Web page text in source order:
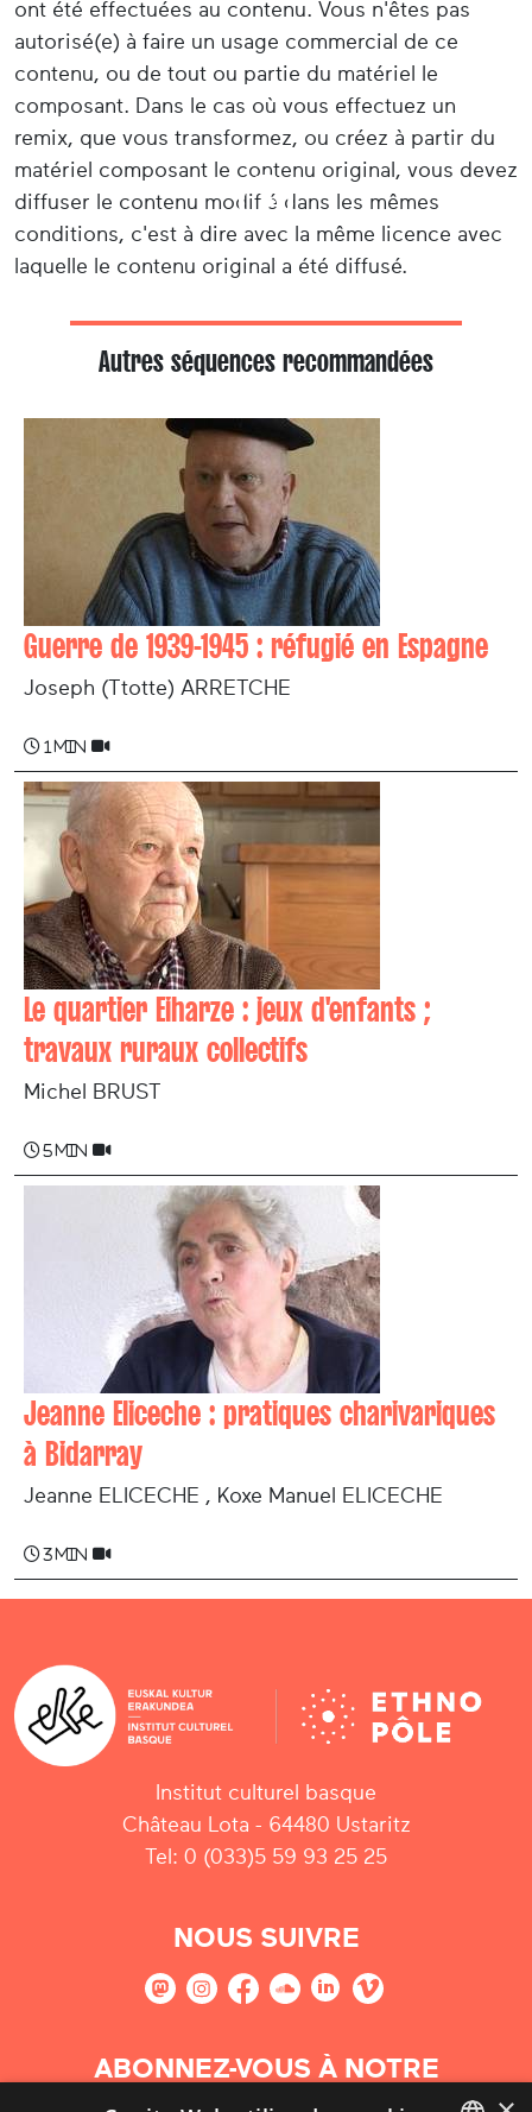
ont été effectuées au contenu. Vous n'êtes pas
autorisé(e) à faire un usage commercial de ce
contenu, ou de tout ou partie du matériel le
composant. Dans le cas où vous effectuez un
remix, que vous transformez, ou créez à partir du
matériel composant le contenu original, vous devez
diffuser le contenu modifié dans les mêmes
conditions, c'est à dire avec la même licence avec
laquelle le contenu original a été diffusé.
Autres séquences recommandées
Guerre de 1939-1945 : réfugié en Espagne
Joseph (Ttotte) ARRETCHE
1 min
Le quartier Eiharze : jeux d'enfants ;
travaux ruraux collectifs
Michel BRUST
5 min
Jeanne Eliceche : pratiques charivariques
à Bidarray
Jeanne ELICECHE , Koxe Manuel ELICECHE
3 min
Institut culturel basque
Château Lota - 64480 Ustaritz
Tel: 0 (033)5 59 93 25 25
NOUS SUIVRE
ABONNEZ-VOUS À NOTRE
NEWSLETTER